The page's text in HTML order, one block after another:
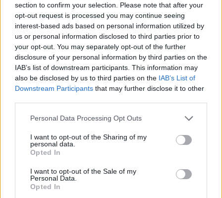
section to confirm your selection. Please note that after your
opt-out request is processed you may continue seeing
interest-based ads based on personal information utilized by
us or personal information disclosed to third parties prior to
your opt-out. You may separately opt-out of the further
disclosure of your personal information by third parties on the
IAB’s list of downstream participants. This information may
also be disclosed by us to third parties on the IAB’s List of
Downstream Participants that may further disclose it to other
Personal Data Processing Opt Outs
I want to opt-out of the Sharing of my
personal data.
Opted In
I want to opt-out of the Sale of my
Personal Data.
Opted In
Μεταπροπονητική πείνα: Ο λόγος
που θέλεις να καταβροχθίσεις τα
πάντα μετά την άσκηση
27 Φεβρουαρίου 2026
Ωρίων – Σπάνια νοσήματα
συνδέονται με μνημεία που
27 Φεβρουαρίου 2026
Γεωργιάδης: Πολλαπλά οφέλη από
τη συνεργασία δημοσίου και
27 Φεβρουαρίου 2026